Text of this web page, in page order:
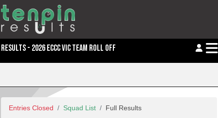
RESULTS - 2026 ECCC VIC TEAM ROLL OFF
Entries Closed Squad List Full Results